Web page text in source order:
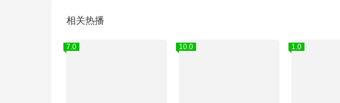
相关热播
7.0 10.0 1.0